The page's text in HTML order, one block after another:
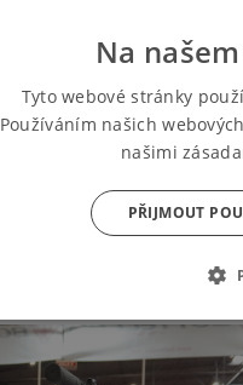
Na
Tyto webové stránky
Používáním našich
našimi
PŘIJMOUT